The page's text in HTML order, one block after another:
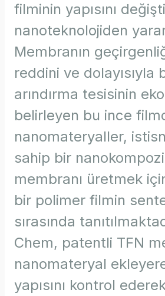
filminin yapısını
nanoteknolojiden
Membranın
reddini ve dolayısıyla
arındırma tesisinin
belirleyen bu ince
nanomateryaller,
sahip bir
membranı üretmek
bir polimer filmin
sırasında
Chem, patentli TFN
nanomateryal
yapısını kontrol